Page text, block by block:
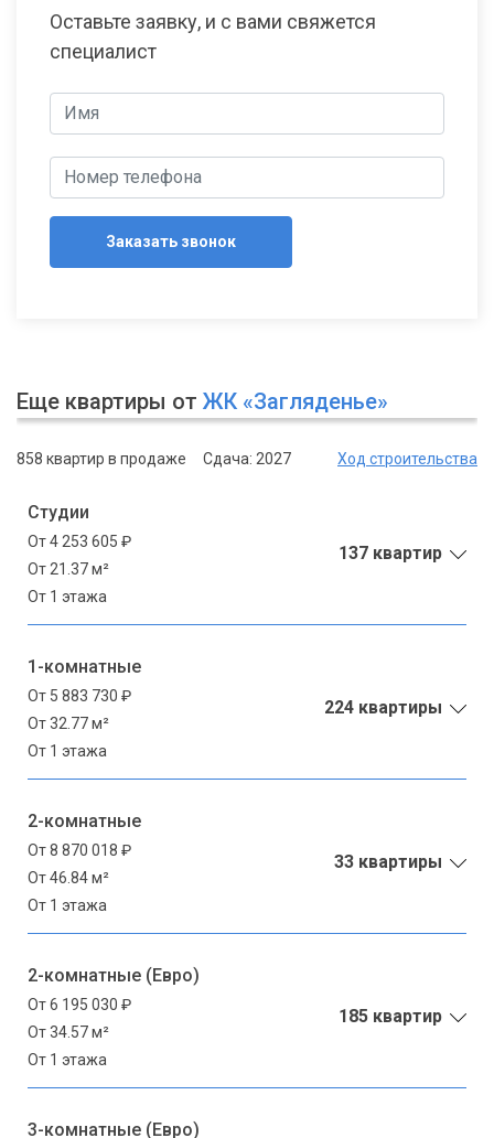
Оставьте заявку, и с вами свяжется
специалист
Заказать звонок
Еще квартиры от ЖК «Загляденье»
858 квартир в продаже Сдача: 2027 Ход строительства
Студии
От 4 253 605 ₽
От 21.37 м²
От 1 этажа
137 квартир
1-комнатные
От 5 883 730 ₽
От 32.77 м²
От 1 этажа
224 квартиры
2-комнатные
От 8 870 018 ₽
От 46.84 м²
От 1 этажа
33 квартиры
2-комнатные (Евро)
От 6 195 030 ₽
От 34.57 м²
От 1 этажа
185 квартир
3-комнатные (Евро)